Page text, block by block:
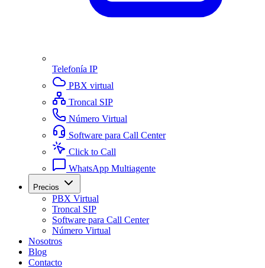
Telefonía IP
PBX virtual
Troncal SIP
Número Virtual
Software para Call Center
Click to Call
WhatsApp Multiagente
Precios
PBX Virtual
Troncal SIP
Software para Call Center
Número Virtual
Nosotros
Blog
Contacto